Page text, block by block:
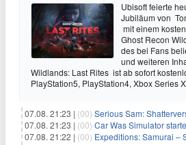
Ubisoft feierte
Jubiläum von
mit einem
Ghost Recon
des bei Fans
und weiteren
Wildlands: Last Rites ist ab sofort
PlayStation5, PlayStation4, Xbox Series
07.08. 21:23 | (00) Serious Sam: Shatterverse lädt
07.08. 21:23 | (00) Car Was Simulator startet in
07.08. 21:22 | (00) Expeditions: Samurai – Start in den